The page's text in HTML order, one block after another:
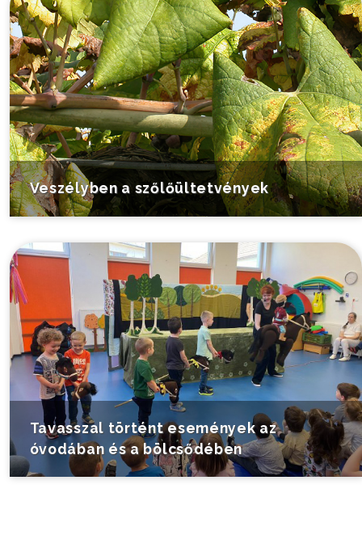
Veszélyben a szőlőültetvények
Tavasszal történt események az
óvodában és a bölcsődében